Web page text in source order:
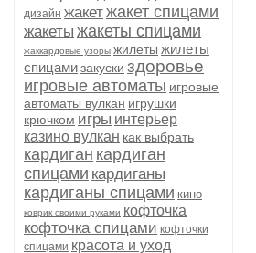
дизайн жакетжакет спицами
жакеты жакеты спицами
жаккардовые узоры жилеты жилеты
спицамизакуски здоровье
игровые автоматы игровые
автоматы вулкан игрушки
крючком игры интерьер
казино вулкан как выбрать
кардиган кардиган
спицами кардиганы
кардиганы спицами кино
коврик своими руками кофточка
кофточка спицами кофточки
спицами красота и уход